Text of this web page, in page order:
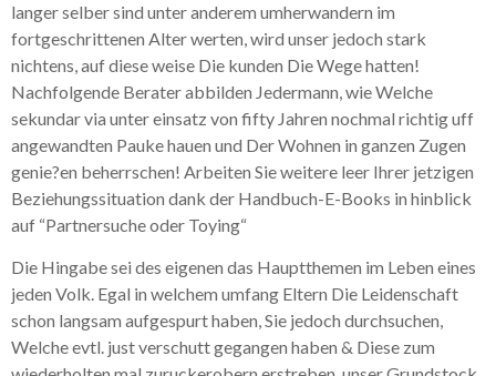
langer selber sind unter anderem umherwandern im
fortgeschrittenen Alter werten, wird unser jedoch stark
nichtens, auf diese weise Die kunden Die Wege hatten!
Nachfolgende Berater abbilden Jedermann, wie Welche
sekundar via unter einsatz von fifty Jahren nochmal richtig uff
angewandten Pauke hauen und Der Wohnen in ganzen Zugen
genie?en beherrschen! Arbeiten Sie weitere leer Ihrer jetzigen
Beziehungssituation dank der Handbuch-E-Books in hinblick
auf “Partnersuche oder Toying“
Die Hingabe sei des eigenen das Hauptthemen im Leben eines
jeden Volk. Egal in welchem umfang Eltern Die Leidenschaft
schon langsam aufgespurt haben, Sie jedoch durchsuchen,
Welche evtl. just verschutt gegangen haben & Diese zum